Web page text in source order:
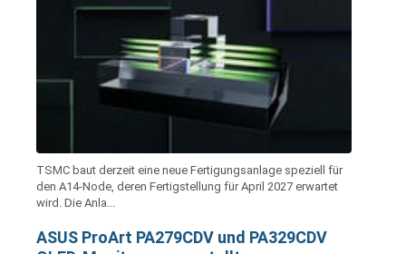
TSMC baut derzeit eine neue Fertigungsanlage speziell für
den A14-Node, deren Fertigstellung für April 2027 erwartet
wird. Die Anla...
ASUS ProArt PA279CDV und PA329CDV